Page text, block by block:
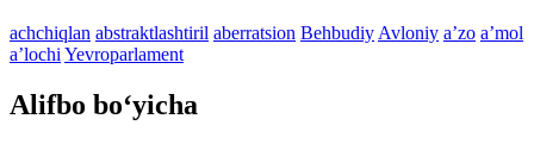
achchiqlan abstraktlashtiril aberratsion Behbudiy Avloniy aʼzo aʼmol
aʼlochi Yevroparlament
Alifbo bo‘yicha